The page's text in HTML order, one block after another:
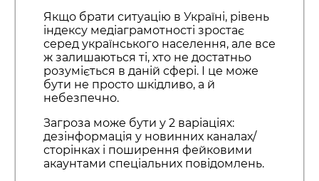
Якщо брати ситуацію в Україні, рівень
індексу медіаграмотності зростає
серед українського населення, але все
ж залишаються ті, хто не достатньо
розуміється в даній сфері. І це може
бути не просто шкідливо, а й
небезпечно.
Загроза може бути у 2 варіаціях:
дезінформація у новинних каналах/
сторінках і поширення фейковими
акаунтами спеціальних повідомлень.